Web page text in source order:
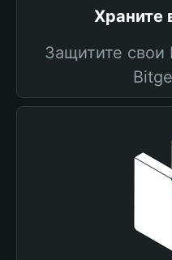
Храните
Защитите свои